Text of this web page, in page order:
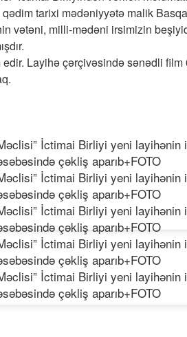
qədim tarixi mədəniyyətə malik
vətəni, milli-mədəni irsimizin
Layihə çərçivəsində sənədli